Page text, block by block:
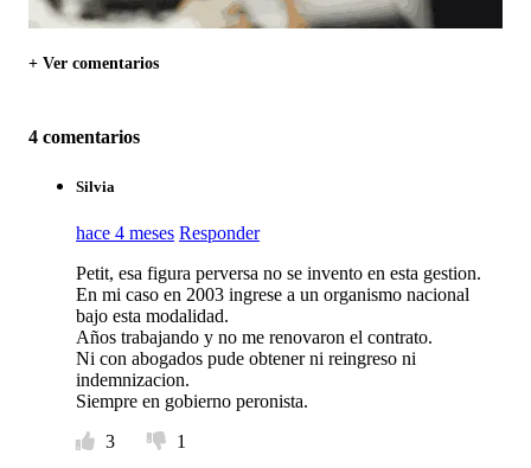
+ Ver comentarios
4 comentarios
Silvia
hace 4 meses Responder
Petit, esa figura perversa no se invento en esta gestion.
En mi caso en 2003 ingrese a un organismo nacional
bajo esta modalidad.
Años trabajando y no me renovaron el contrato.
Ni con abogados pude obtener ni reingreso ni
indemnizacion.
Siempre en gobierno peronista.
3
1